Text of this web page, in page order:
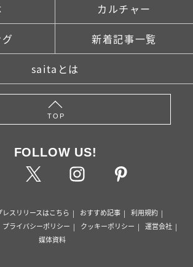
カルチャー
新着記事一覧
saitaとは
TOP
FOLLOW US!
レスリリースはこちら おすすめ記事
利用規約
プライバシーポリシー クッキーポリシー
運営会社
媒体資料